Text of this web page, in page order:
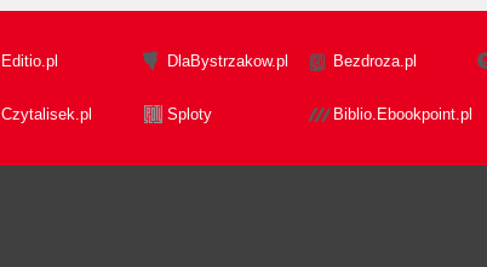
Editio.pl DlaBystrzakow.pl Bezdroza.pl
Czytalisek.pl Sploty Biblio.Ebookpoint.pl